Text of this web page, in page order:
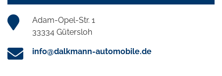
Adam-Opel-Str. 1
33334 Gütersloh
info@dalkmann-automobile.de